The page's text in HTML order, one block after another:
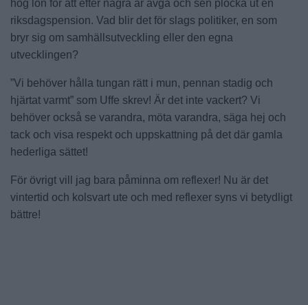
hög lön för att efter några år avgå och sen plocka ut en
riksdagspension. Vad blir det för slags politiker, en som
bryr sig om samhällsutveckling eller den egna
utvecklingen?
”Vi behöver hålla tungan rätt i mun, pennan stadig och
hjärtat varmt” som Uffe skrev! Är det inte vackert? Vi
behöver också se varandra, möta varandra, säga hej och
tack och visa respekt och uppskattning på det där gamla
hederliga sättet!
För övrigt vill jag bara påminna om reflexer! Nu är det
vintertid och kolsvart ute och med reflexer syns vi betydligt
bättre!